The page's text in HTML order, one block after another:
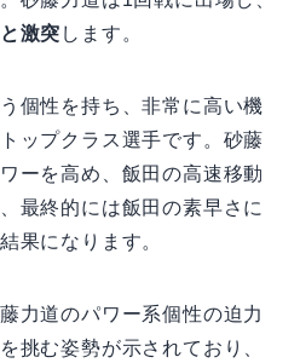
激突 します。
個性を持ち、非常に高い機
ップクラス選手です。砂藤
ーを高め、飯田の高速移動
最終的には飯田の素早さに
果になります。
力道のパワー系個性の迫力
挑む姿勢が示されており、